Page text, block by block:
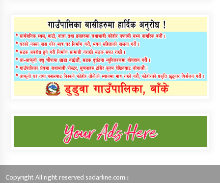
Copyright All right reserved sadarline.com:::